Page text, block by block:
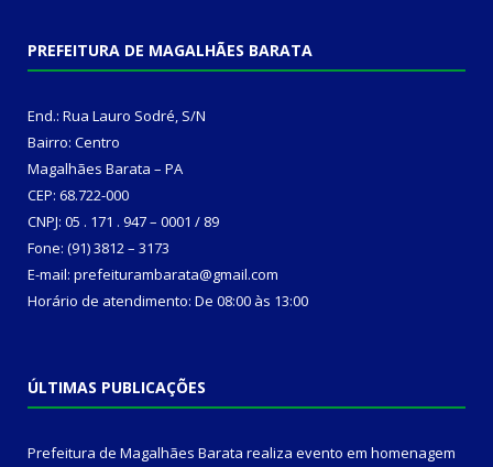
PREFEITURA DE MAGALHÃES BARATA
End.: Rua Lauro Sodré, S/N
Bairro: Centro
Magalhães Barata – PA
CEP: 68.722-000
CNPJ: 05 . 171 . 947 – 0001 / 89
Fone: (91) 3812 – 3173
E-mail: prefeiturambarata@gmail.com
Horário de atendimento: De 08:00 às 13:00
ÚLTIMAS PUBLICAÇÕES
Prefeitura de Magalhães Barata realiza evento em homenagem